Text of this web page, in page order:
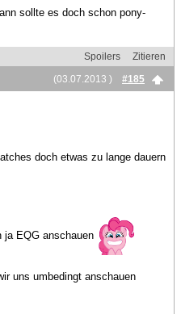
sollte es doch schon pony-
Spoilers
Zitieren
(03.07.2013 )
#185
doch etwas zu lange dauern
ja EQG anschauen
uns umbedingt anschauen